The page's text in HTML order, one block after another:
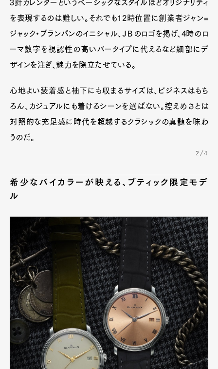
3針カレンダーというベーシックなスタイルほどオリジナリティ
を表現するのは難しい。それでも12時位置に創業者ジャン=
ジャック・ブランパンのイニシャル、ＪＢのロゴを掲げ、4時のロ
ーマ数字を視認性の高いバータイプに代えるなど細部にデ
ザインを注ぎ、魅力を際立たせている。
心地よい装着感と袖下にも収まるサイズは、ビジネスはもち
ろん、カジュアルにも着けるシーンを選ばない。控えめさとは
対照的な充足感に時代を超越するクラシックの真髄を味わ
うのだ。
2/4
希少なバイカラーが映える、ブティック限定モデ
ル